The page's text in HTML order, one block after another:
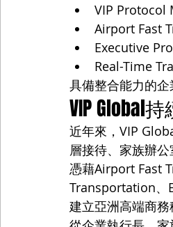
VIP Protocol
Airport Fast
Executive
Real-Time
具備整合能力的企
VIP Global
近年來，VIP
層接待、家族辦公
憑藉Airport Fast
Transportation、
建立亞洲高端商務